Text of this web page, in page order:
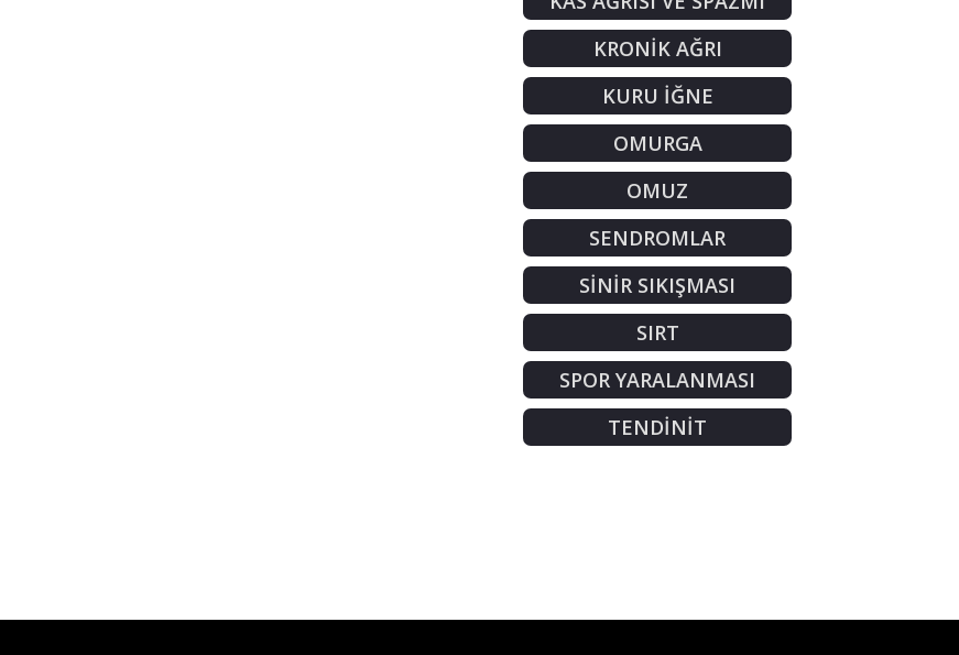
KRONİK AĞRI
KURU İĞNE
OMURGA
OMUZ
SENDROMLAR
SİNİR SIKIŞMASI
SIRT
SPOR YARALANMASI
TENDİNİT